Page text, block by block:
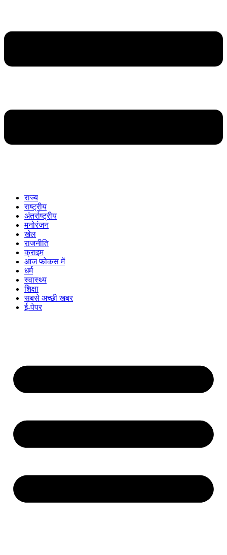
राज्य
राष्ट्रीय
अंतर्राष्ट्रीय
मनोरंजन
खेल
राजनीति
क्राइम
आज फोकस में
धर्म
स्वास्थ्य
शिक्षा
सबसे अच्छी खबर
ई-पेपर